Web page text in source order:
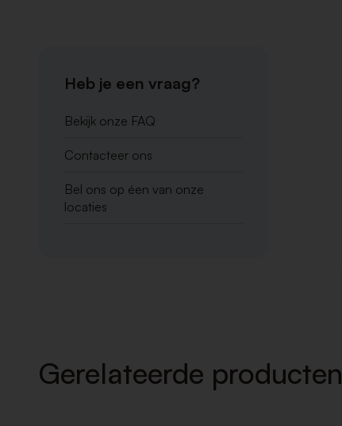
Heb je een vraag?
Bekijk onze FAQ
Contacteer ons
Bel ons op éen van onze
locaties
Gerelateerde producten